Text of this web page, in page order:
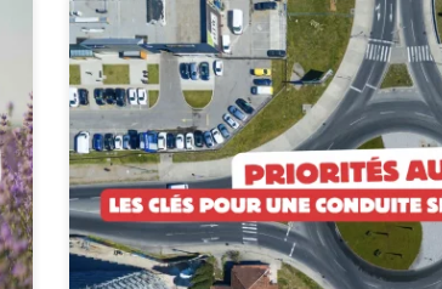
Priorités au Volant : Les Clés pour une Conduite
est bien plus qu’une simple action mécanique.
la responsabilité et le respect des règles de la
trouvent les priorités au volant. Comprendre et